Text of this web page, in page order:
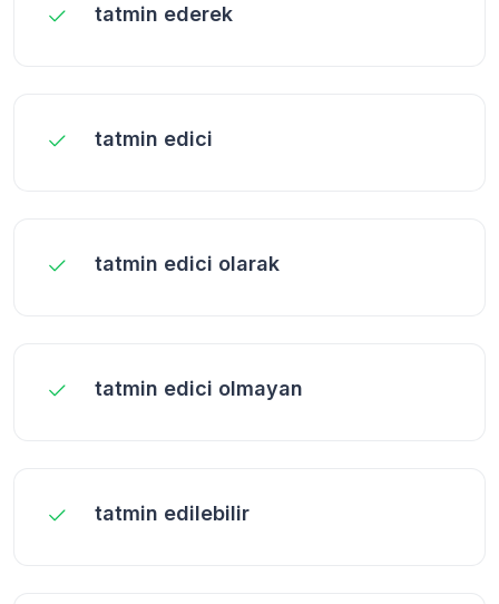
tatmin ederek
tatmin edici
tatmin edici olarak
tatmin edici olmayan
tatmin edilebilir